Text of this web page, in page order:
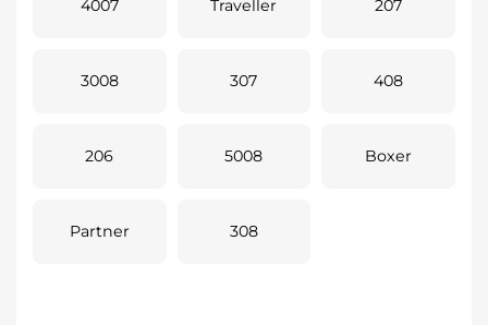
4007 Traveller 207
3008 307 408
206 5008 Boxer
Partner 308